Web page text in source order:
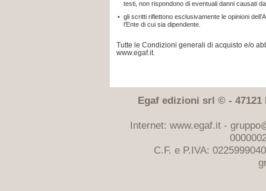
testi, non rispondono di eventuali danni causati
• gli scritti riflettono esclusivamente le opinioni
l’Ente di cui sia dipendente.
Tutte le Condizioni generali di acquisto e/o
www.egaf.it.
Egaf edizioni srl © - 47121
Internet: www.egaf.it -
C.F. e P.IVA: